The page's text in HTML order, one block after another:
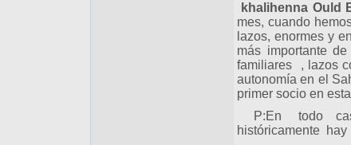
khalihenna Ould
mes, cuando
lazos, enormes y
más importante
familiares , lazos
autonomía en el
primer socio en
P:En todo casos
históricamente